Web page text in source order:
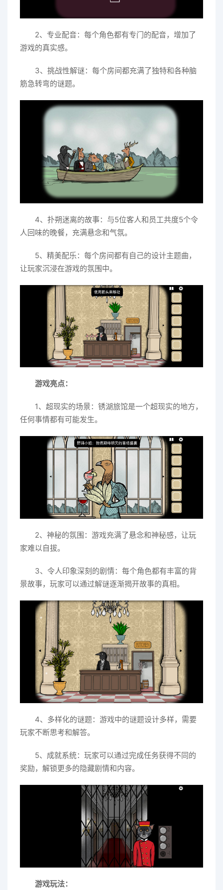
2、专业配音：每个角色都有专门的配音，增加了
游戏的真实感。
3、挑战性解谜：每个房间都充满了独特和各种脑
筋急转弯的谜题。
4、扑朔迷离的故事：与5位客人和员工共度5个令
人回味的晚餐，充满悬念和气氛。
5、精美配乐：每个房间都有自己的设计主题曲，
让玩家沉浸在游戏的氛围中。
游戏亮点：
1、超现实的场景：锈湖旅馆是一个超现实的地方，
任何事情都有可能发生。
2、神秘的氛围：游戏充满了悬念和神秘感，让玩
家难以自拔。
3、令人印象深刻的剧情：每个角色都有丰富的背
景故事，玩家可以通过解谜逐渐揭开故事的真相。
4、多样化的谜题：游戏中的谜题设计多样，需要
玩家不断思考和解答。
5、成就系统：玩家可以通过完成任务获得不同的
奖励，解锁更多的隐藏剧情和内容。
游戏玩法：